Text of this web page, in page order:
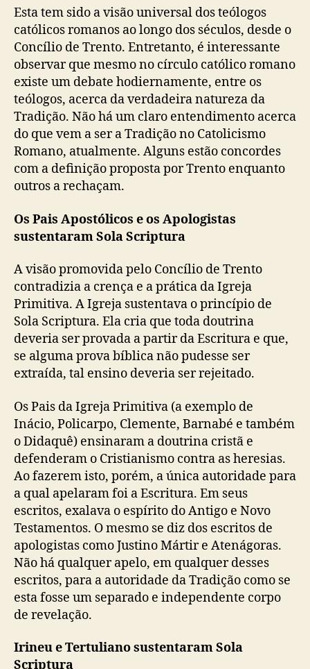
i
t
u
a
?
Esta tem sido a visão universal dos teólogos
católicos romanos ao longo dos séculos, desde o
Concílio de Trento. Entretanto, é interessante
observar que mesmo no círculo católico romano
existe um debate hodiernamente, entre os
teólogos, acerca da verdadeira natureza da
Tradição. Não há um claro entendimento acerca
do que vem a ser a Tradição no Catolicismo
Romano, atualmente. Alguns estão concordes
com a definição proposta por Trento enquanto
outros a rechaçam.
Os Pais Apostólicos e os Apologistas
sustentaram Sola Scriptura
A visão promovida pelo Concílio de Trento
contradizia a crença e a prática da Igreja
Primitiva. A Igreja sustentava o princípio de
Sola Scriptura. Ela cria que toda doutrina
deveria ser provada a partir da Escritura e que,
se alguma prova bíblica não pudesse ser
extraída, tal ensino deveria ser rejeitado.
Os Pais da Igreja Primitiva (a exemplo de
Inácio, Policarpo, Clemente, Barnabé e também
o Didaquê) ensinaram a doutrina cristã e
defenderam o Cristianismo contra as heresias.
Ao fazerem isto, porém, a única autoridade para
a qual apelaram foi a Escritura. Em seus
escritos, exalava o espírito do Antigo e Novo
Testamentos. O mesmo se diz dos escritos de
apologistas como Justino Mártir e Atenágoras.
Não há qualquer apelo, em qualquer desses
escritos, para a autoridade da Tradição como se
esta fosse um separado e independente corpo
de revelação.
Irineu e Tertuliano sustentaram Sola
Scriptura